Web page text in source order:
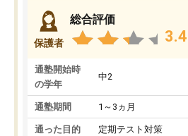
保護者
総合評価
3.4
通塾開始時
の学年
中2
通塾期間 1～3ヵ月
通った目的 定期テスト対策